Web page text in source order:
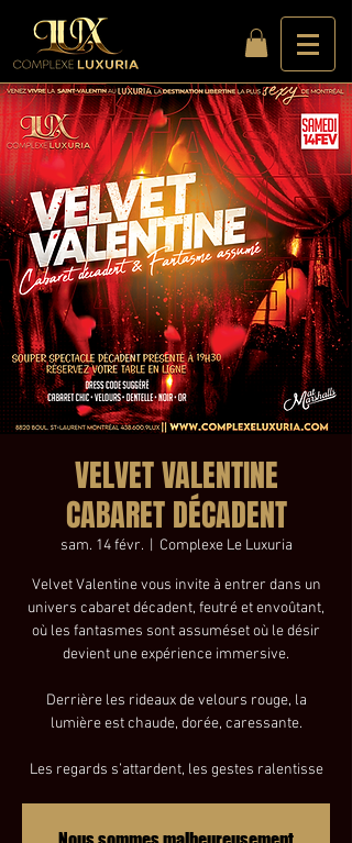
VELVET VALENTINE
CABARET DÉCADENT
sam. 14 févr.
  |
Complexe Le Luxuria
Velvet Valentine vous invite à entrer dans un
univers cabaret décadent, feutré et envoûtant,
où les fantasmes sont assuméset où le désir
devient une expérience immersive.
Derrière les rideaux de velours rouge, la
lumière est chaude, dorée, caressante.
Les regards s’attardent, les gestes ralentisse